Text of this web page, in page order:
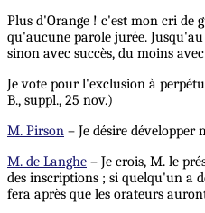
Plus d'Orange ! c'est mon cri de
qu'aucune parole jurée.
sinon avec succès, du moins
Je vote pour l'exclusion à
B., suppl., 25 nov.)
M. Pirson – Je désire développer
M. de Langhe – Je crois, M. le
des inscriptions ; si quelqu'un a
fera après que les orateurs